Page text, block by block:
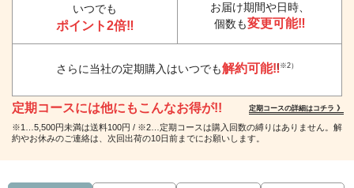
いつでも
ポイント2倍‼
お届け期間や日時、
個数も変更可能‼
さらに当社の定期購入はいつでも解約可能‼（※2）
定期コースには他にもこんなお得が!! 定期コースの詳細はコチラ 》
※1…5,500円未満は送料100円 / ※2…定期コースは購入回数の縛りはありません。解
約やお休みのご連絡は、次回出荷の10日前までにお願いします。